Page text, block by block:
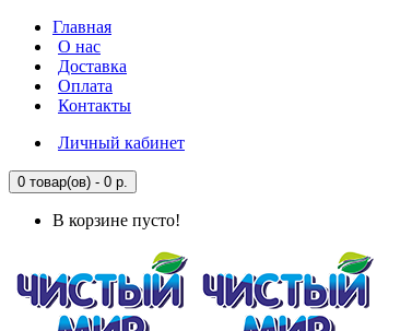
Главная
О нас
Доставка
Оплата
Контакты
Личный кабинет
0 товар(ов) - 0 р.
В корзине пусто!